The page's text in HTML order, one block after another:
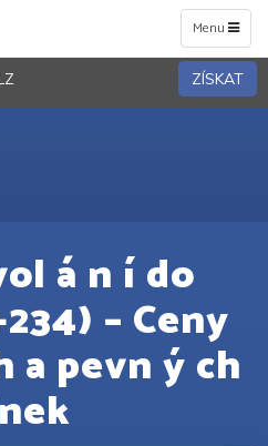
Toggle
navigation
Menu
ZÍSKAT
á n í do
– Ceny
a pevn ý ch